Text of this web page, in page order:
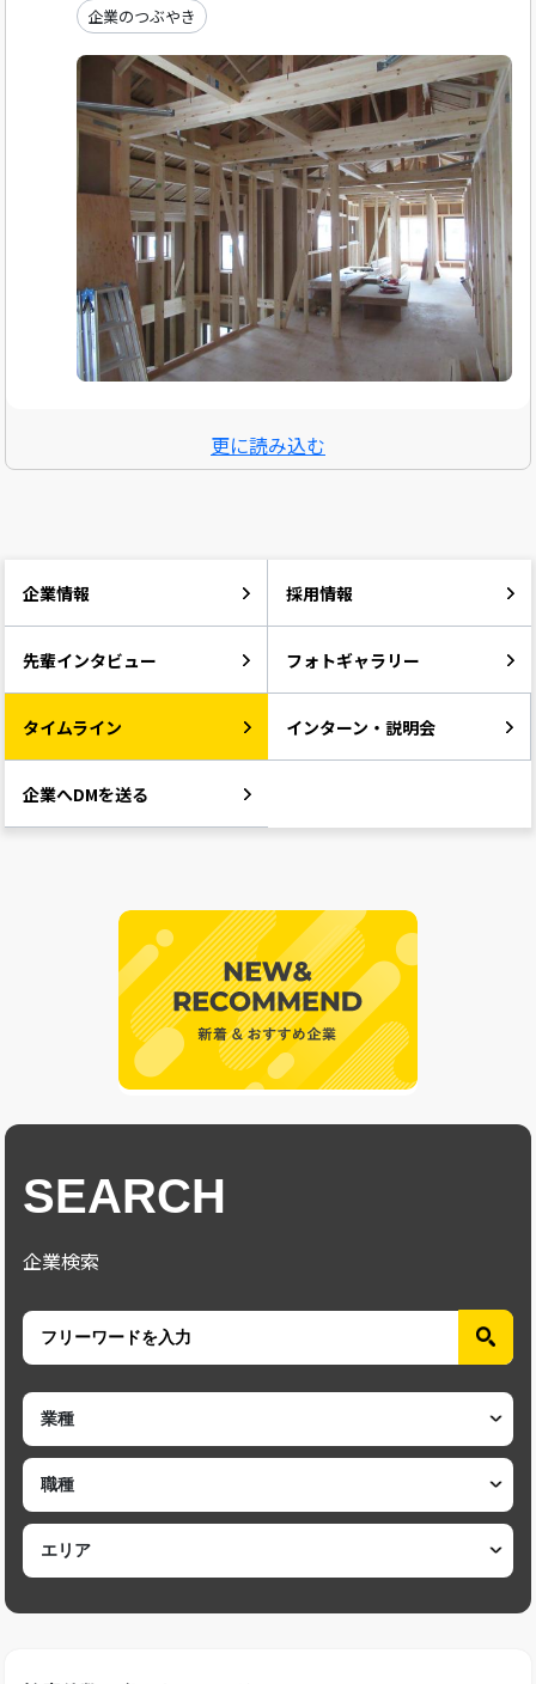
企業のつぶやき
更に読み込む
企業情報 採用情報
先輩インタビュー フォトギャラリー
タイムライン インターン・説明会
企業へDMを送る
SEARCH
企業検索